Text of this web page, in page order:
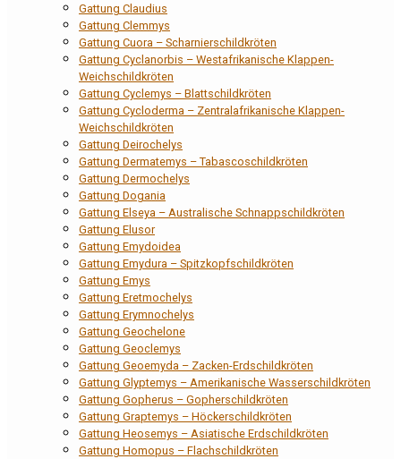
Gattung Claudius
Gattung Clemmys
Gattung Cuora – Scharnierschildkröten
Gattung Cyclanorbis – Westafrikanische Klappen-
Weichschildkröten
Gattung Cyclemys – Blattschildkröten
Gattung Cycloderma – Zentralafrikanische Klappen-
Weichschildkröten
Gattung Deirochelys
Gattung Dermatemys – Tabascoschildkröten
Gattung Dermochelys
Gattung Dogania
Gattung Elseya – Australische Schnappschildkröten
Gattung Elusor
Gattung Emydoidea
Gattung Emydura – Spitzkopfschildkröten
Gattung Emys
Gattung Eretmochelys
Gattung Erymnochelys
Gattung Geochelone
Gattung Geoclemys
Gattung Geoemyda – Zacken-Erdschildkröten
Gattung Glyptemys – Amerikanische Wasserschildkröten
Gattung Gopherus – Gopherschildkröten
Gattung Graptemys – Höckerschildkröten
Gattung Heosemys – Asiatische Erdschildkröten
Gattung Homopus – Flachschildkröten